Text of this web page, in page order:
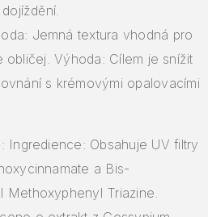
Jemná textura vhodná pro
obličej. Výhoda: Cílem je snížit
s krémovými opalovacími
: Ingredience: Obsahuje UV filtry
a Bis-
Methoxyphenyl Triazine.